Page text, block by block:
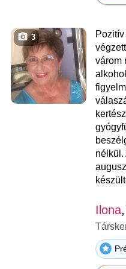
3
várom
nélkül.
Ilona